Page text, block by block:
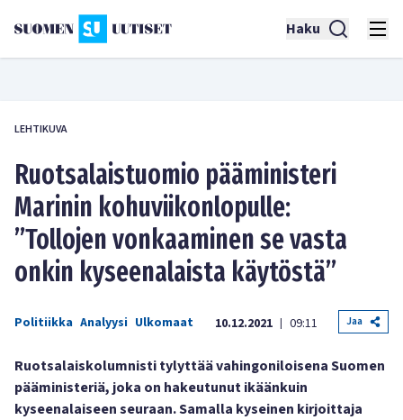
Haku
LEHTIKUVA
Ruotsalaistuomio pääministeri
Marinin kohuviikonlopulle:
”Tollojen vonkaaminen se vasta
onkin kyseenalaista käytöstä”
Politiikka Analyysi Ulkomaat 10.12.2021 | 09:11 Jaa
Ruotsalaiskolumnisti tylyttää vahingoniloisena Suomen
pääministeriä, joka on hakeutunut ikäänkuin
kyseenalaiseen seuraan. Samalla kyseinen kirjoittaja